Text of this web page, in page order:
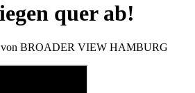
quer ab!
BROADER VIEW HAMBURG